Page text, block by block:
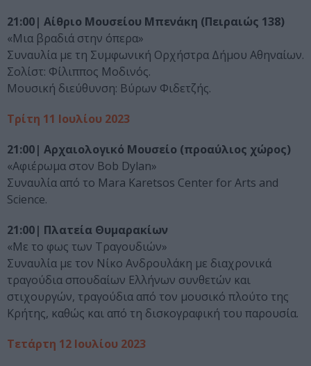
21:00| Αίθριο Μουσείου Μπενάκη (Πειραιώς 138)
«Μια βραδιά στην όπερα»
Συναυλία με τη Συμφωνική Ορχήστρα Δήμου Αθηναίων.
Σολίστ: Φίλιππος Μοδινός.
Μουσική διεύθυνση: Βύρων Φιδετζής.
Τρίτη 11 Ιουλίου 2023
21:00| Αρχαιολογικό Μουσείο (προαύλιος χώρος)
«Αφιέρωμα στον Bob Dylan»
Συναυλία από το Mara Karetsos Center for Arts and
Science.
21:00| Πλατεία Θυμαρακίων
«Με το φως των Τραγουδιών»
Συναυλία με τον Νίκο Ανδρουλάκη με διαχρονικά
τραγούδια σπουδαίων Ελλήνων συνθετών και
στιχουργών, τραγούδια από τον μουσικό πλούτο της
Κρήτης, καθώς και από τη δισκογραφική του παρουσία.
Τετάρτη 12 Ιουλίου 2023